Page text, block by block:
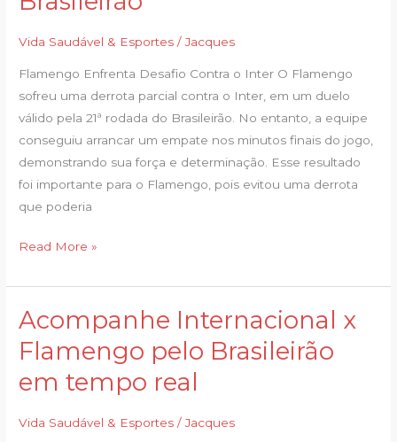
Vida Saudável & Esportes /Jacques
Flamengo Enfrenta Desafio Contra o Inter O Flamengo
sofreu uma derrota parcial contra o Inter, em um duelo
válido pela 21ª rodada do Brasileirão. No entanto, a equipe
conseguiu arrancar um empate nos minutos finais do jogo,
demonstrando sua força e determinação. Esse resultado
foi importante para o Flamengo, pois evitou uma derrota
que poderia
empate
do
fim,
mas
tropeça
pela
segunda
vez
seguida
Brasileirão
Read More »
Acompanhe Internacional x
Flamengo pelo Brasileirão
em tempo real
Vida Saudável & Esportes /Jacques
Acompanhe
Internacional
x
Flamengo
Brasileirão